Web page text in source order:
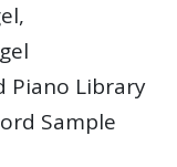
Piano Library
Sample